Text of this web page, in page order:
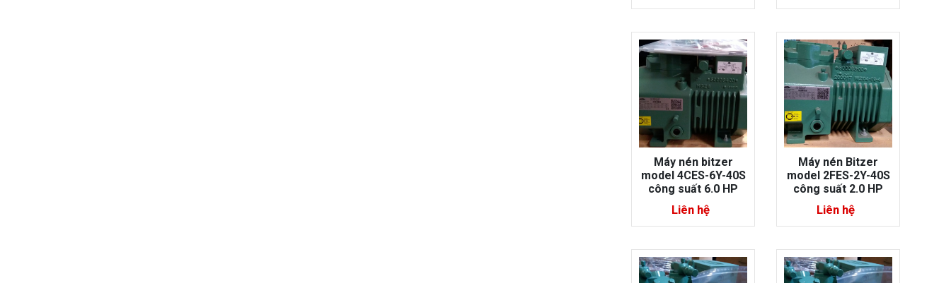
Máy nén bitzer
model 4CES-6Y-40S
công suất 6.0 HP
Liên hệ
Máy nén Bitzer
model 2FES-2Y-40S
công suất 2.0 HP
Liên hệ